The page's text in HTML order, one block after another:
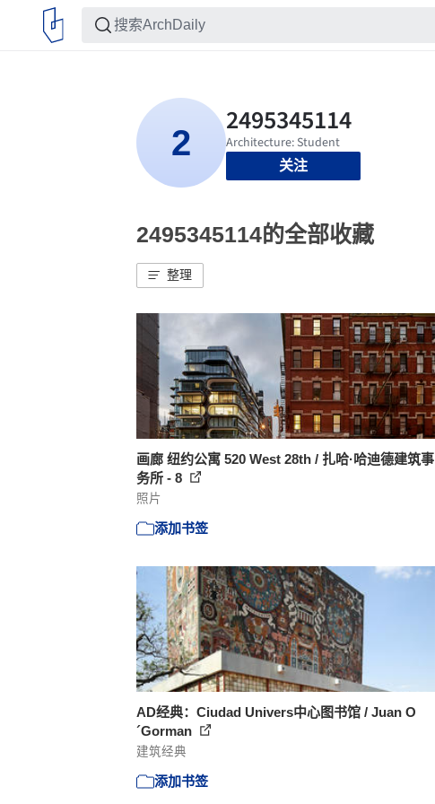
关注
2495345114的全部收藏
整理
画廊 纽约公寓 520 West 28th / 扎哈·哈迪德建筑事
务所 - 8
照片
添加书签
AD经典：Ciudad Univers中心图书馆 / Juan O
´Gorman
建筑经典
添加书签